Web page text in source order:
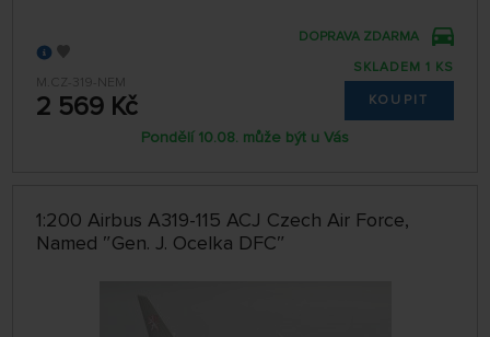
M.CZ-319-NEM
2 569 Kč
DOPRAVA ZDARMA
SKLADEM 1 KS
KOUPIT
Pondělí 10.08. může být u Vás
1:200 Airbus A319-115 ACJ Czech Air Force,
Named ″Gen. J. Ocelka DFC″